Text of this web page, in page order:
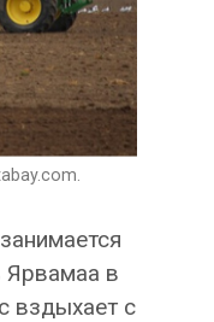
Ярвамаа в
вздыхает с